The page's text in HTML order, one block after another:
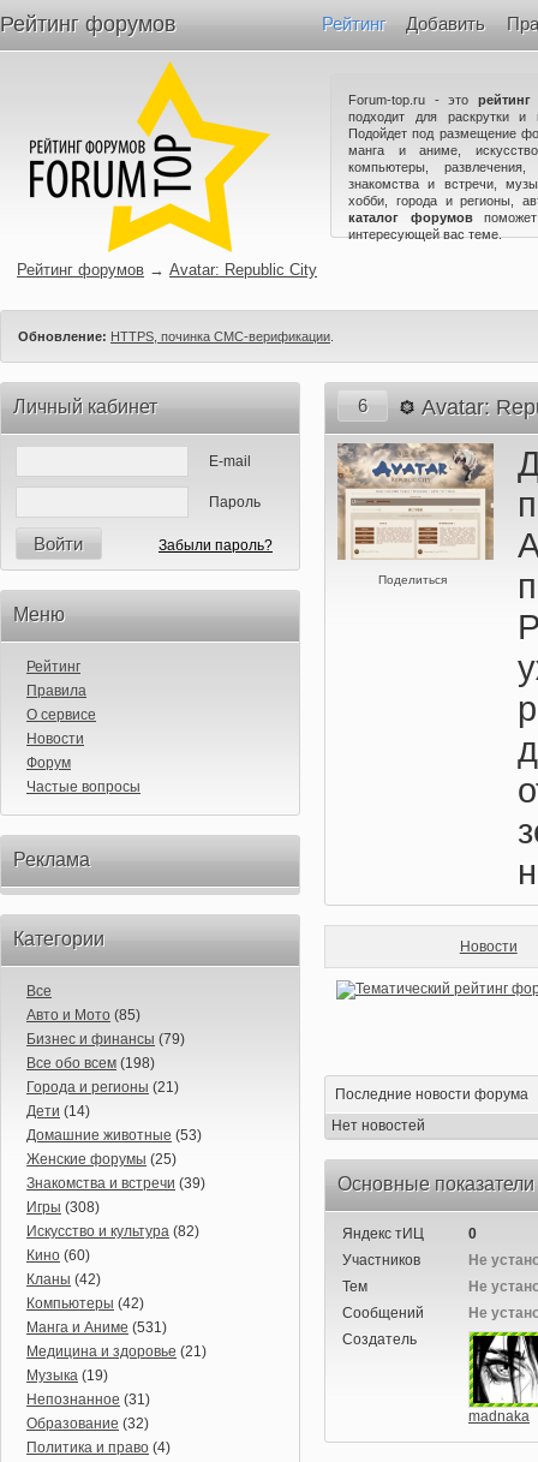
Рейтинг форумов Рейтинг Добавить
Forum-top.ru - это
подходит для раскрутки и
Подойдет под размещение
манга и аниме,
компьютеры,
знакомства и встречи,
хобби, города и регионы,
каталог форумов
интересующей вас теме.
Рейтинг форумов → Avatar: Republic City
Обновление: HTTPS, починка СМС-верификации
Личный кабинет
E-mail
Пароль
Войти Забыли пароль?
Меню
Рейтинг
Правила
О сервисе
Новости
Форум
Частые вопросы
Реклама
Категории
Все
Авто и Мото (85)
Бизнес и финансы (79)
Все обо всем (198)
Города и регионы (21)
Дети (14)
Домашние животные (53)
Женские форумы (25)
Знакомства и встречи (39)
Игры (308)
Искусство и культура (82)
Кино (60)
Кланы (42)
Компьютеры (42)
Манга и Аниме (531)
Медицина и здоровье (21)
Музыка (19)
Непознанное (31)
Образование (32)
Политика и право (4)
6 Avatar:
Поделиться
Новости
Последние новости форума
Нет новостей
Основные
Яндекс тИЦ
0
Участников
Не
Тем
Не
Сообщений
Не
Создатель
madnaka